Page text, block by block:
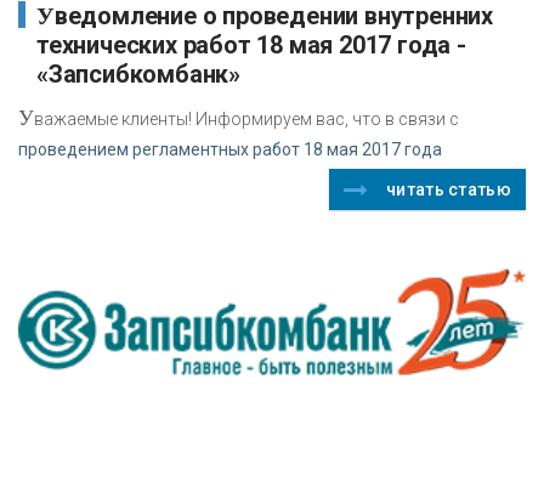
Уведомление о проведении внутренних
технических работ 18 мая 2017 года -
«Запсибкомбанк»
Уважаемые клиенты! Информируем вас, что в связи с
проведением регламентных работ 18 мая 2017 года
читать статью